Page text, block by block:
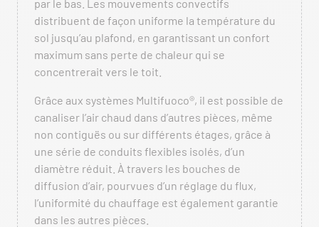
par le bas. Les mouvements convectifs
distribuent de façon uniforme la température du
sol jusqu’au plafond, en garantissant un confort
maximum sans perte de chaleur qui se
concentrerait vers le toit.
Grâce aux systèmes Multifuoco®, il est possible de
canaliser l’air chaud dans d’autres pièces, même
non contiguës ou sur différents étages, grâce à
une série de conduits flexibles isolés, d’un
diamètre réduit. À travers les bouches de
diffusion d’air, pourvues d’un réglage du flux,
l’uniformité du chauffage est également garantie
dans les autres pièces.